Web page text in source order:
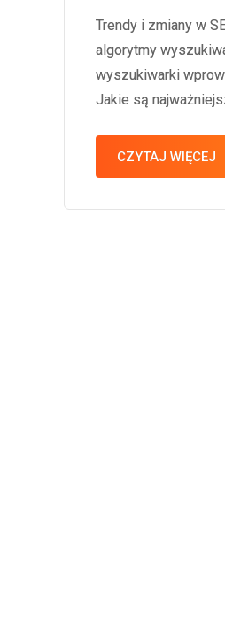
Trendy i zmiany w
algorytmy
wyszukiwarki
Jakie są
CZYTAJ WIĘCEJ